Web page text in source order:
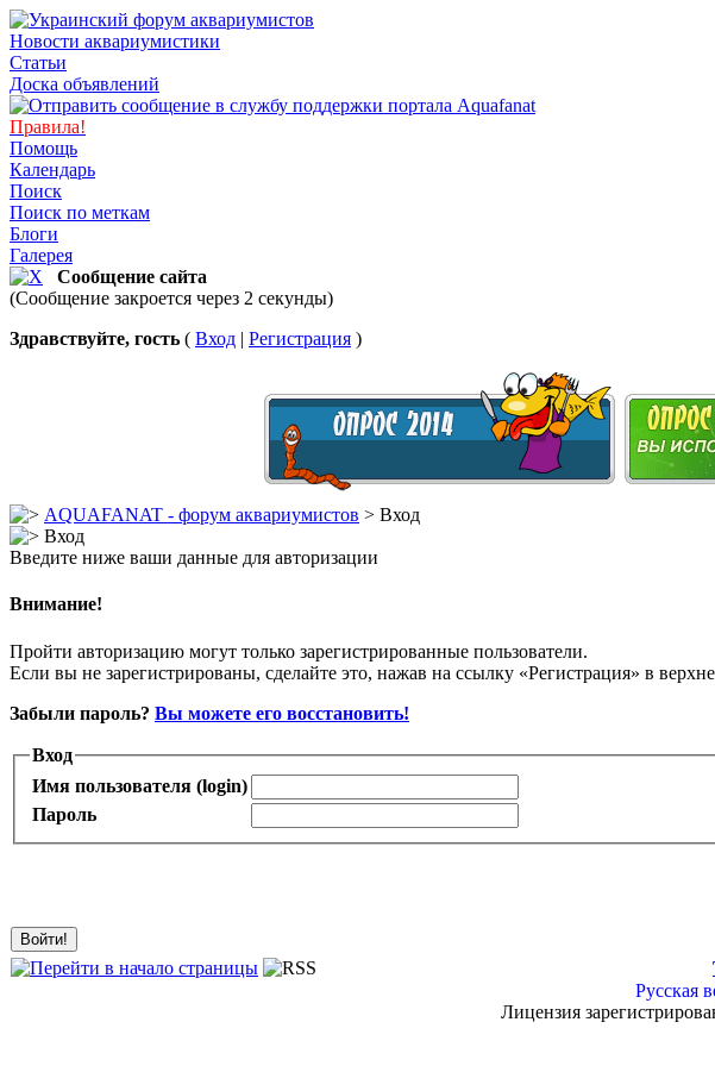
Новости аквариумистики
Статьи
Доска объявлений
Правила!
Помощь
Календарь
Поиск
Поиск по меткам
Блоги
Галерея
Сообщение сайта
(Сообщение закроется через 2 секунды)
Здравствуйте, гость ( Вход | Регистрация )
AQUAFANAT - форум аквариумистов > Вход
Вход
Введите ниже ваши данные для авторизации
Внимание!
Пройти авторизацию могут только зарегистрированные пользователи.
Если вы не зарегистрированы, сделайте это, нажав на ссылку «Регистрация» в
Забыли пароль? Вы можете его восстановить!
Вход
Имя пользователя (login)
Пароль
Русская
Лицензия